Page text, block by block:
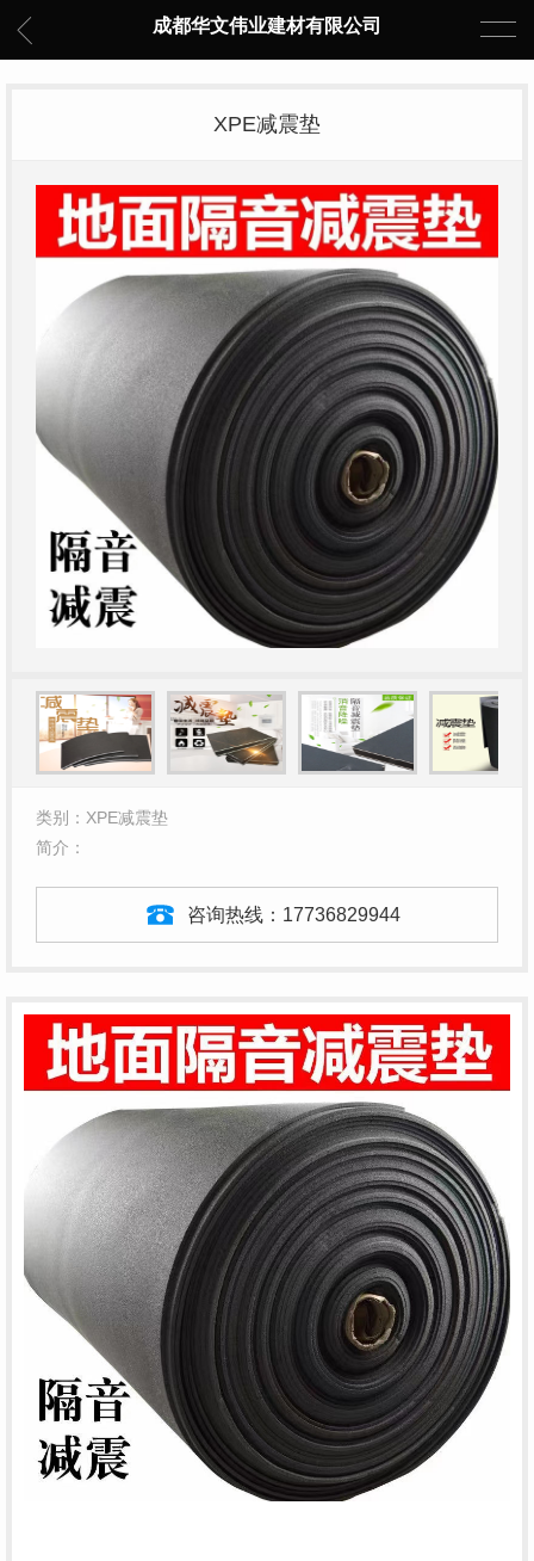
成都华文伟业建材有限公司
XPE减震垫
类别：XPE减震垫
简介：
咨询热线： 17736829944